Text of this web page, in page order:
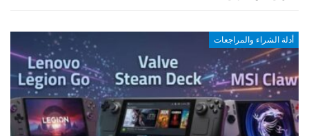
أدلة الشراء والمراجعات